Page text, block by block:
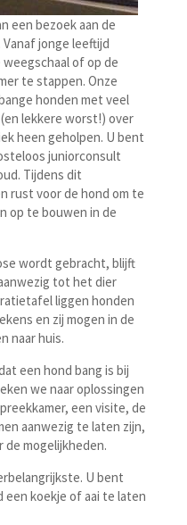
een bezoek aan de
jonge leeftijd
of op de
te stappen. Onze
honden met veel
lekkere worst!) over
heen geholpen. U bent
juniorconsult
Tijdens dit
rust voor de hond om te
op te bouwen in de
wordt gebracht, blijft
tot het dier
liggen honden
en zij mogen in de
naar huis.
een hond bang is bij
we naar oplossingen
een visite, de
aanwezig te laten zijn,
de mogelijkheden.
U bent
een koekje of aai te laten